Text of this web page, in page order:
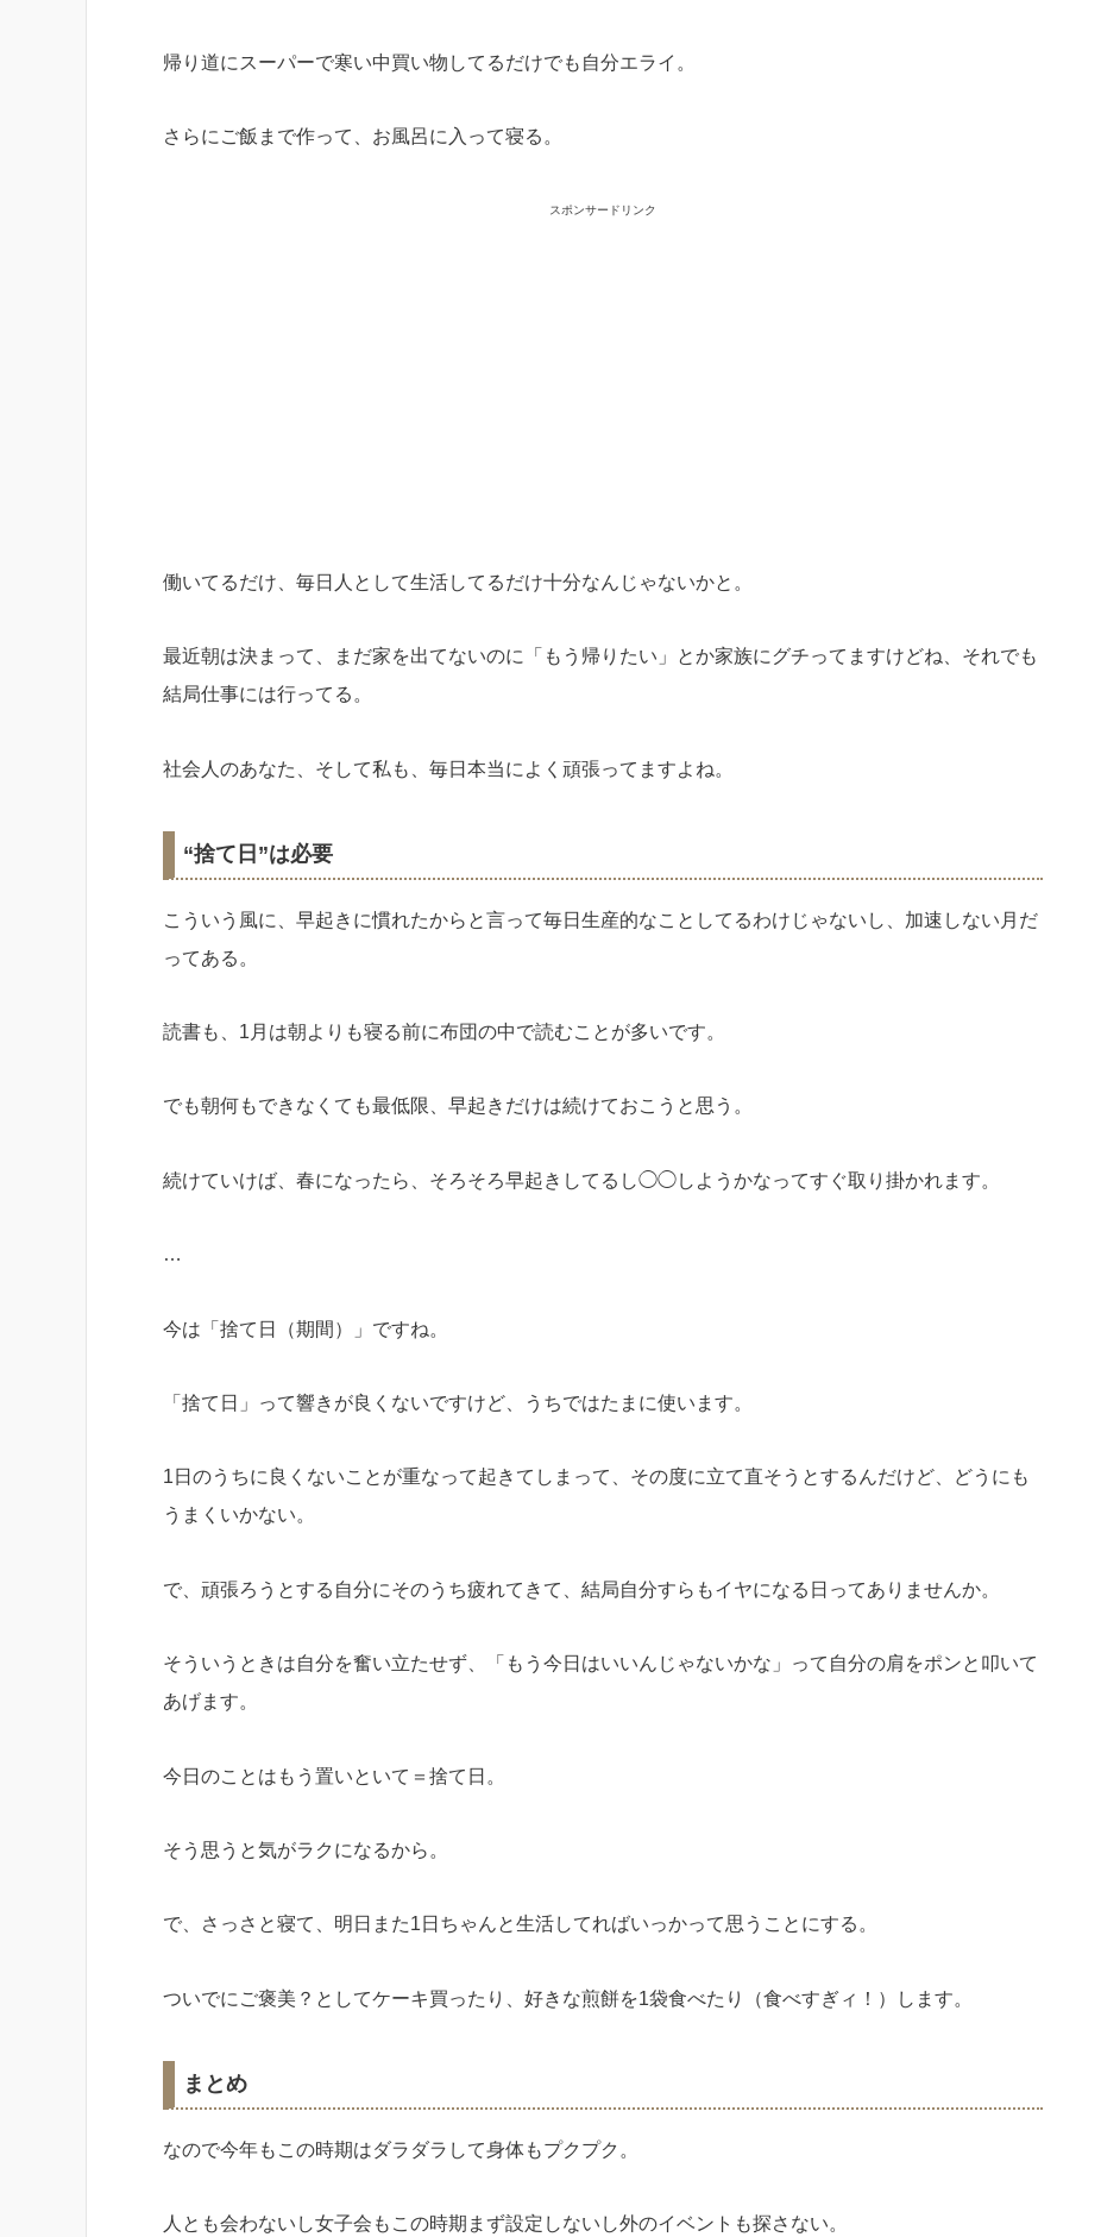
帰り道にスーパーで寒い中買い物してるだけでも自分エライ。
さらにご飯まで作って、お風呂に入って寝る。
スポンサードリンク
働いてるだけ、毎日人として生活してるだけ十分なんじゃないかと。
最近朝は決まって、まだ家を出てないのに「もう帰りたい」とか家族にグチってますけどね、それでも
結局仕事には行ってる。
社会人のあなた、そして私も、毎日本当によく頑張ってますよね。
“捨て日”は必要
こういう風に、早起きに慣れたからと言って毎日生産的なことしてるわけじゃないし、加速しない月だ
ってある。
読書も、1月は朝よりも寝る前に布団の中で読むことが多いです。
でも朝何もできなくても最低限、早起きだけは続けておこうと思う。
続けていけば、春になったら、そろそろ早起きしてるし◯◯しようかなってすぐ取り掛かれます。
…
今は「捨て日（期間）」ですね。
「捨て日」って響きが良くないですけど、うちではたまに使います。
1日のうちに良くないことが重なって起きてしまって、その度に立て直そうとするんだけど、どうにも
うまくいかない。
で、頑張ろうとする自分にそのうち疲れてきて、結局自分すらもイヤになる日ってありませんか。
そういうときは自分を奮い立たせず、「もう今日はいいんじゃないかな」って自分の肩をポンと叩いて
あげます。
今日のことはもう置いといて＝捨て日。
そう思うと気がラクになるから。
で、さっさと寝て、明日また1日ちゃんと生活してればいっかって思うことにする。
ついでにご褒美？としてケーキ買ったり、好きな煎餅を1袋食べたり（食べすぎィ！）します。
まとめ
なので今年もこの時期はダラダラして身体もプクプク。
人とも会わないし女子会もこの時期まず設定しないし外のイベントも探さない。